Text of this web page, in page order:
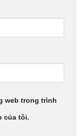
web trong trình
của tôi.